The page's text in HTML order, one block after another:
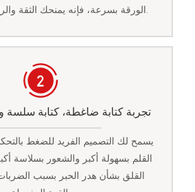
الورقة بسرعة، فإنه يمنحك الثقة والراحة في كل كتابة.
تجربة كتابة ضاغطة، كتابة سلسة
يسمح لك التصميم الفريد للضغط
القلم بسهولة أكبر والشعور بسلاسة
القلق بشأن هدر الحبر بسبب